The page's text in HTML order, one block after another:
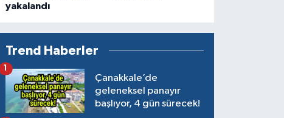
yakalandı
Trend Haberler
Çanakkale’de
geleneksel panayır
başlıyor, 4 gün sürecek!
1